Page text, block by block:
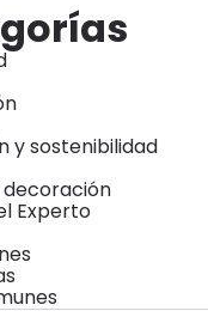
y sostenibilidad
decoración
Experto